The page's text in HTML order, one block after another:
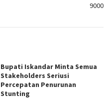
9000
Bupati Iskandar Minta Semua
Stakeholders Seriusi
Percepatan Penurunan
Stunting